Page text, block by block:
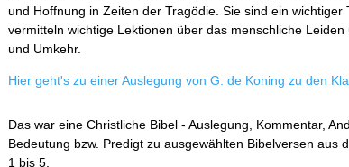
und Hoffnung in Zeiten der Tragödie. Sie sind ein wichtiger
vermitteln wichtige Lektionen über das menschliche
und Umkehr.
Hier geht's zu einer Auslegung von G. de Koning zu den
Das war eine Christliche Bibel - Auslegung, Kommentar,
Bedeutung bzw. Predigt zu ausgewählten Bibelversen aus
1 bis 5.